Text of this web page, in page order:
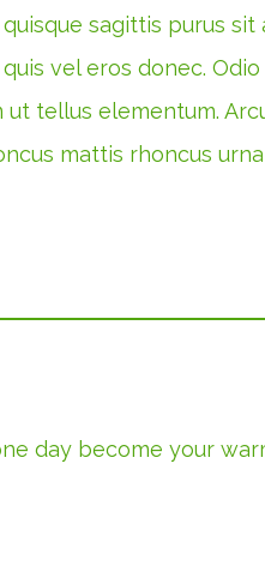
sagittis purus
vel eros donec.
tellus elementum.
mattis rhoncus
day become your